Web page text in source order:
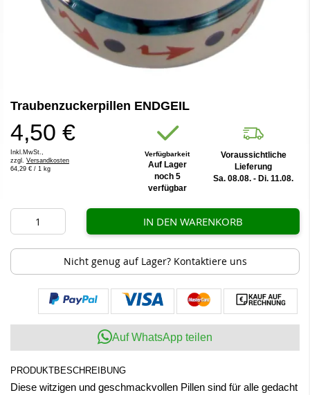
Anfang
Bildergalerie
springen
Traubenzuckerpillen ENDGEIL
4,50 €
Inkl.MwSt.,
zzgl. Versandkosten
64,29 € / 1 kg
Verfügbarkeit
Auf Lager
noch 5
verfügbar
Voraussichtliche
Lieferung
Sa. 08.08. - Di. 11.08.
IN DEN WARENKORB
Nicht genug auf Lager? Kontaktiere uns
Auf WhatsApp teilen
PRODUKTBESCHREIBUNG
Diese witzigen und geschmackvollen Pillen sind für alle gedacht